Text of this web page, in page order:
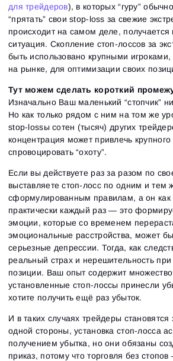
для трейдеров), в которых “гуру”
“прятать” свои stop-loss за свежие
происходит на самом деле, получается
ситуация. Скопление стоп-лоссов за
быть использовано крупными
на рынке, для оптимизации своих
Тут можем сделать короткий
Изначально Ваш маленький “стопчик”
Но как только рядом с ним на том же
stop-lossы сотен (тысяч) других
концентрация может привлечь крупного
спровоцировать “охоту”.
Если вы действуете раз за разом по
выставляете стоп-лосс по одним и тем
сформулированным правилам, а он как
практически каждый раз — это
эмоции, которые со временем
эмоциональные расстройства, может
серьезные депрессии. Тогда, как
реальный страх и нерешительность при
позиции. Ваш опыт содержит множество
установленные стоп-лоссы принесли
хотите получить ещё раз убыток.
И в таких случаях трейдеры
одной стороны, установка стоп-лосса
получением убытка, но они обязаны
приказ, потому что торговля без